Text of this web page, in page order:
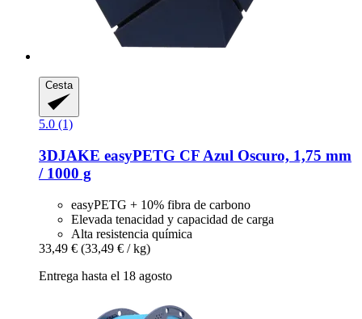
Cesta
5.0 (1)
3DJAKE easyPETG CF Azul Oscuro, 1,75 mm
/ 1000 g
easyPETG + 10% fibra de carbono
Elevada tenacidad y capacidad de carga
Alta resistencia química
33,49 € (33,49 € / kg)
Entrega hasta el 18 agosto